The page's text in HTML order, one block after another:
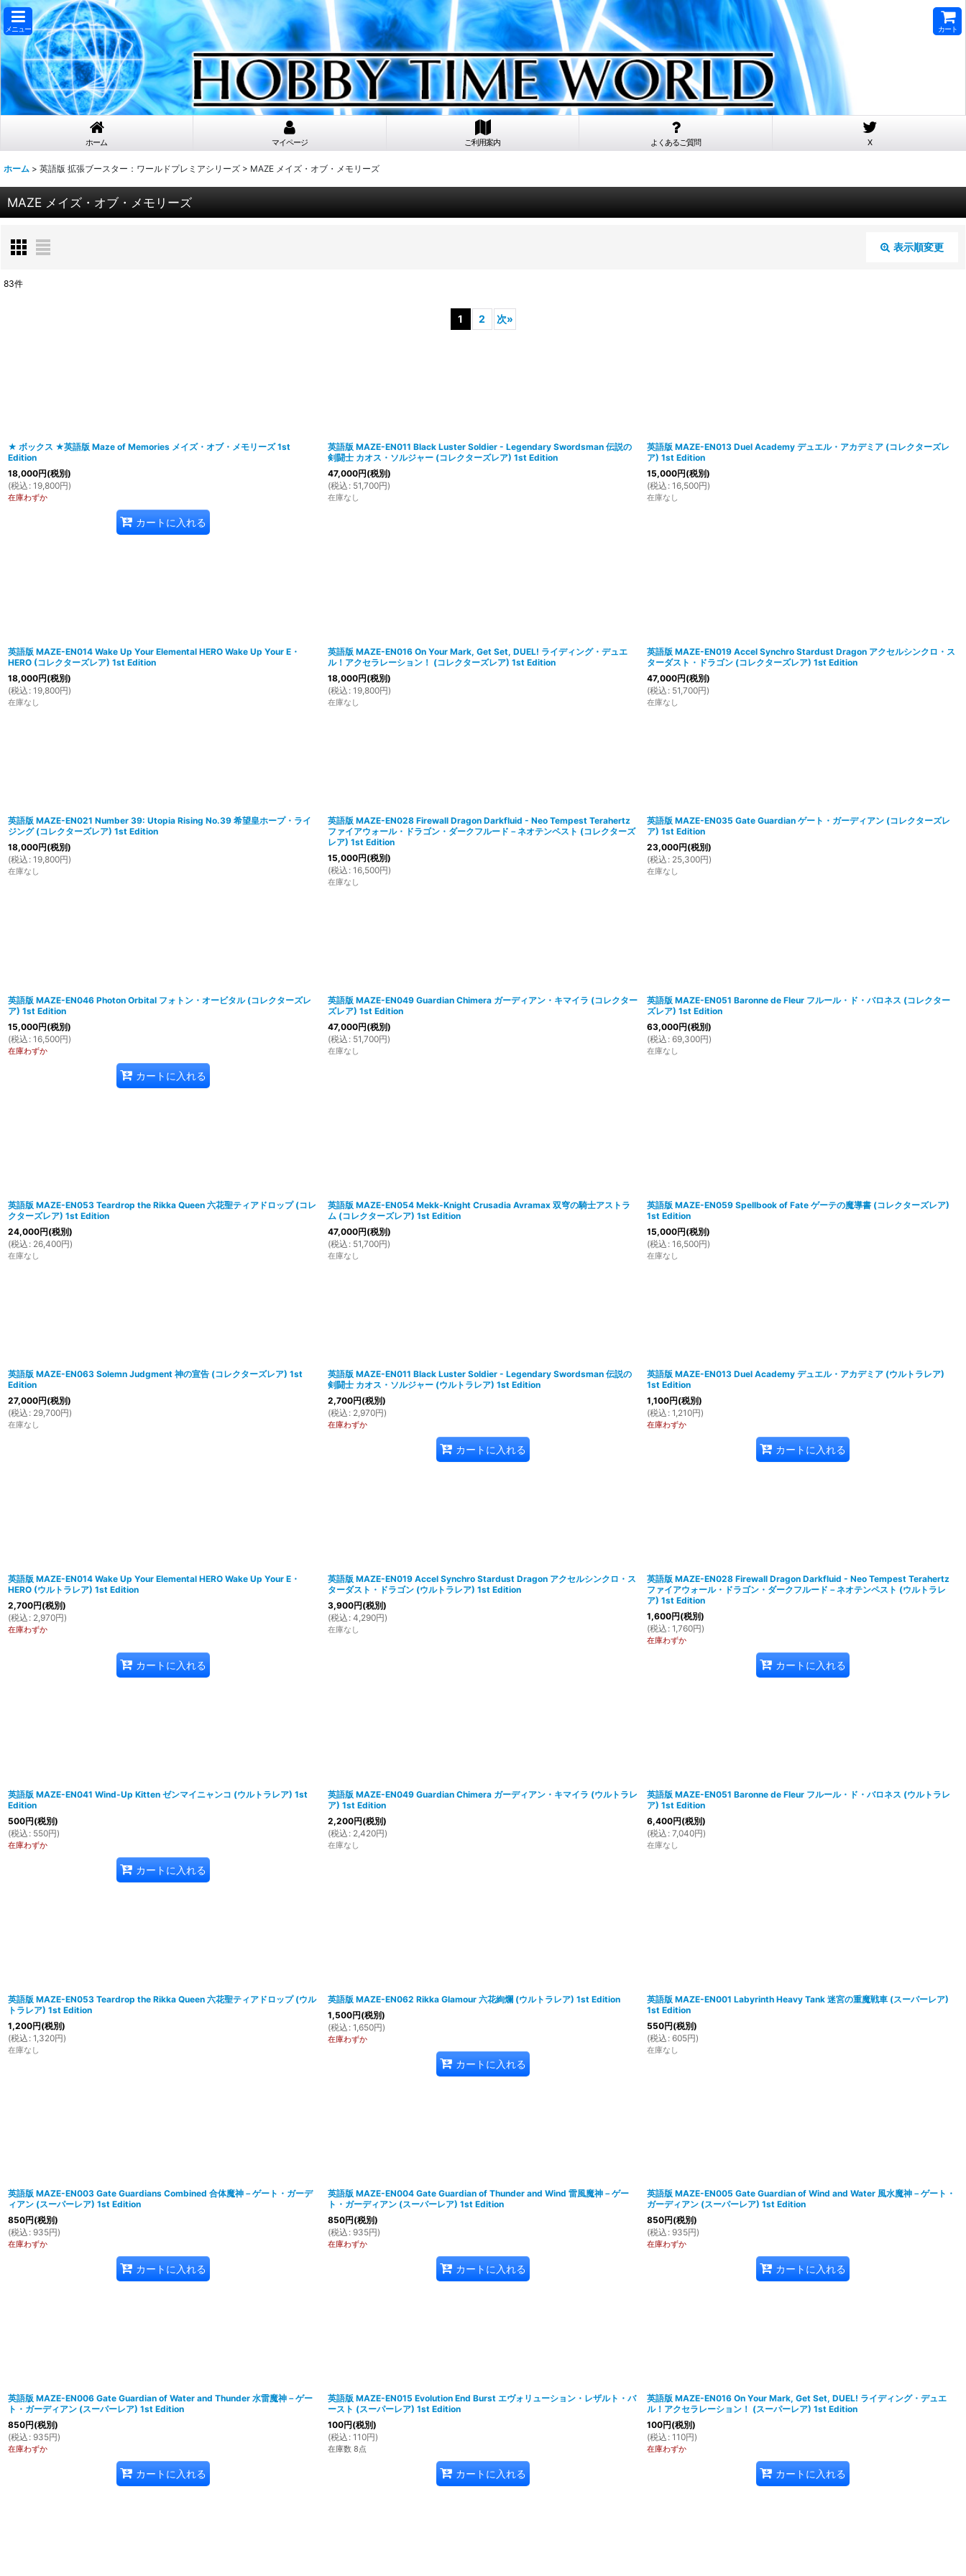
メニュー カート
ホーム マイページ ご利用案内 よくあるご質問 X
ホーム > 英語版 拡張ブースター：ワールドプレミアシリーズ > MAZE メイズ・オブ・メモリーズ
MAZE メイズ・オブ・メモリーズ
表示順変更
83件
1 2 次»
★ ボックス ★英語版 Maze of Memories メイズ・オブ・メモリーズ 1st
Edition
18,000円(税別)
(税込 : 19,800円)
在庫わずか
カートに入れる
英語版 MAZE-EN011 Black Luster Soldier - Legendary Swordsman 伝説の
剣闘士 カオス・ソルジャー (コレクターズレア) 1st Edition
47,000円(税別)
(税込 : 51,700円)
在庫なし
英語版 MAZE-EN013 Duel Academy デュエル・アカデミア (コレクターズレ
ア) 1st Edition
15,000円(税別)
(税込 : 16,500円)
在庫なし
英語版 MAZE-EN014 Wake Up Your Elemental HERO Wake Up Your E・
HERO (コレクターズレア) 1st Edition
18,000円(税別)
(税込 : 19,800円)
在庫なし
英語版 MAZE-EN016 On Your Mark, Get Set, DUEL! ライディング・デュエ
ル！アクセラレーション！ (コレクターズレア) 1st Edition
18,000円(税別)
(税込 : 19,800円)
在庫なし
英語版 MAZE-EN019 Accel Synchro Stardust Dragon アクセルシンクロ・ス
ターダスト・ドラゴン (コレクターズレア) 1st Edition
47,000円(税別)
(税込 : 51,700円)
在庫なし
英語版 MAZE-EN021 Number 39: Utopia Rising No.39 希望皇ホープ・ライ
ジング (コレクターズレア) 1st Edition
18,000円(税別)
(税込 : 19,800円)
在庫なし
英語版 MAZE-EN028 Firewall Dragon Darkfluid - Neo Tempest Terahertz
ファイアウォール・ドラゴン・ダークフルード－ネオテンペスト (コレクターズ
レア) 1st Edition
15,000円(税別)
(税込 : 16,500円)
在庫なし
英語版 MAZE-EN035 Gate Guardian ゲート・ガーディアン (コレクターズレ
ア) 1st Edition
23,000円(税別)
(税込 : 25,300円)
在庫なし
英語版 MAZE-EN046 Photon Orbital フォトン・オービタル (コレクターズレ
ア) 1st Edition
15,000円(税別)
(税込 : 16,500円)
在庫わずか
カートに入れる
英語版 MAZE-EN049 Guardian Chimera ガーディアン・キマイラ (コレクター
ズレア) 1st Edition
47,000円(税別)
(税込 : 51,700円)
在庫なし
英語版 MAZE-EN051 Baronne de Fleur フルール・ド・バロネス (コレクター
ズレア) 1st Edition
63,000円(税別)
(税込 : 69,300円)
在庫なし
英語版 MAZE-EN053 Teardrop the Rikka Queen 六花聖ティアドロップ (コレ
クターズレア) 1st Edition
24,000円(税別)
(税込 : 26,400円)
在庫なし
英語版 MAZE-EN054 Mekk-Knight Crusadia Avramax 双穹の騎士アストラ
ム (コレクターズレア) 1st Edition
47,000円(税別)
(税込 : 51,700円)
在庫なし
英語版 MAZE-EN059 Spellbook of Fate ゲーテの魔導書 (コレクターズレア)
1st Edition
15,000円(税別)
(税込 : 16,500円)
在庫なし
英語版 MAZE-EN063 Solemn Judgment 神の宣告 (コレクターズレア) 1st
Edition
27,000円(税別)
(税込 : 29,700円)
在庫なし
英語版 MAZE-EN011 Black Luster Soldier - Legendary Swordsman 伝説の
剣闘士 カオス・ソルジャー (ウルトラレア) 1st Edition
2,700円(税別)
(税込 : 2,970円)
在庫わずか
カートに入れる
英語版 MAZE-EN013 Duel Academy デュエル・アカデミア (ウルトラレア)
1st Edition
1,100円(税別)
(税込 : 1,210円)
在庫わずか
カートに入れる
英語版 MAZE-EN014 Wake Up Your Elemental HERO Wake Up Your E・
HERO (ウルトラレア) 1st Edition
2,700円(税別)
(税込 : 2,970円)
在庫わずか
カートに入れる
英語版 MAZE-EN019 Accel Synchro Stardust Dragon アクセルシンクロ・ス
ターダスト・ドラゴン (ウルトラレア) 1st Edition
3,900円(税別)
(税込 : 4,290円)
在庫なし
英語版 MAZE-EN028 Firewall Dragon Darkfluid - Neo Tempest Terahertz
ファイアウォール・ドラゴン・ダークフルード－ネオテンペスト (ウルトラレ
ア) 1st Edition
1,600円(税別)
(税込 : 1,760円)
在庫わずか
カートに入れる
英語版 MAZE-EN041 Wind-Up Kitten ゼンマイニャンコ (ウルトラレア) 1st
Edition
500円(税別)
(税込 : 550円)
在庫わずか
カートに入れる
英語版 MAZE-EN049 Guardian Chimera ガーディアン・キマイラ (ウルトラレ
ア) 1st Edition
2,200円(税別)
(税込 : 2,420円)
在庫なし
英語版 MAZE-EN051 Baronne de Fleur フルール・ド・バロネス (ウルトラレ
ア) 1st Edition
6,400円(税別)
(税込 : 7,040円)
在庫なし
英語版 MAZE-EN053 Teardrop the Rikka Queen 六花聖ティアドロップ (ウル
トラレア) 1st Edition
1,200円(税別)
(税込 : 1,320円)
在庫なし
英語版 MAZE-EN062 Rikka Glamour 六花絢爛 (ウルトラレア) 1st Edition
1,500円(税別)
(税込 : 1,650円)
在庫わずか
カートに入れる
英語版 MAZE-EN001 Labyrinth Heavy Tank 迷宮の重魔戦車 (スーパーレア)
1st Edition
550円(税別)
(税込 : 605円)
在庫なし
英語版 MAZE-EN003 Gate Guardians Combined 合体魔神－ゲート・ガーデ
ィアン (スーパーレア) 1st Edition
850円(税別)
(税込 : 935円)
在庫わずか
カートに入れる
英語版 MAZE-EN004 Gate Guardian of Thunder and Wind 雷風魔神－ゲー
ト・ガーディアン (スーパーレア) 1st Edition
850円(税別)
(税込 : 935円)
在庫わずか
カートに入れる
英語版 MAZE-EN005 Gate Guardian of Wind and Water 風水魔神－ゲート・
ガーディアン (スーパーレア) 1st Edition
850円(税別)
(税込 : 935円)
在庫わずか
カートに入れる
英語版 MAZE-EN006 Gate Guardian of Water and Thunder 水雷魔神－ゲー
ト・ガーディアン (スーパーレア) 1st Edition
850円(税別)
(税込 : 935円)
在庫わずか
カートに入れる
英語版 MAZE-EN015 Evolution End Burst エヴォリューション・レザルト・バ
ースト (スーパーレア) 1st Edition
100円(税別)
(税込 : 110円)
在庫数 8点
カートに入れる
英語版 MAZE-EN016 On Your Mark, Get Set, DUEL! ライディング・デュエ
ル！アクセラレーション！ (スーパーレア) 1st Edition
100円(税別)
(税込 : 110円)
在庫わずか
カートに入れる